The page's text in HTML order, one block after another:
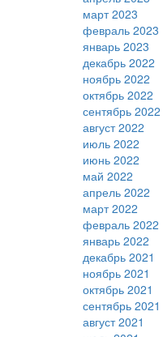
март 2023
февраль 2023
январь 2023
декабрь 2022
ноябрь 2022
октябрь 2022
сентябрь 2022
август 2022
июль 2022
июнь 2022
май 2022
апрель 2022
март 2022
февраль 2022
январь 2022
декабрь 2021
ноябрь 2021
октябрь 2021
сентябрь 2021
август 2021